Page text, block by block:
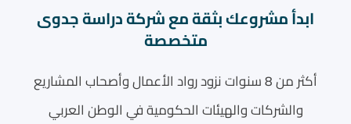
ابدأ مشروعك بثقة مع شركة دراسة جدوى
متخصصة
أكثر من 8 سنوات نزود رواد الأعمال وأصحاب المشاريع
والشركات والهيئات الحكومية في الوطن العربي